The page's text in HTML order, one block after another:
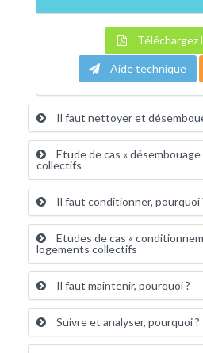
Téléchargez
Aide technique
Il faut nettoyer et
Etude de cas «
collectifs
Il faut conditionner, pourquoi
Etudes de cas «
logements collectifs
Il faut maintenir, pourquoi ?
Suivre et analyser, pourquoi ?